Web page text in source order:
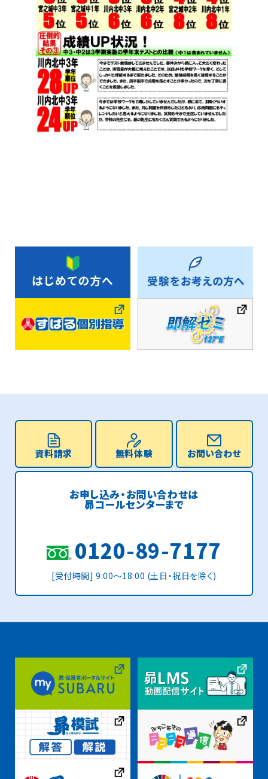
資料請求 無料体験 お問い合わせ
お申し込み・お問い合わせは
昴コールセンターまで
0120-89-7177
[受付時間] 9:00〜18:00 (土日・祝日を除く)